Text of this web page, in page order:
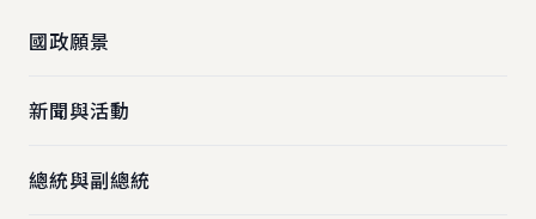
國政願景
新聞與活動
總統與副總統